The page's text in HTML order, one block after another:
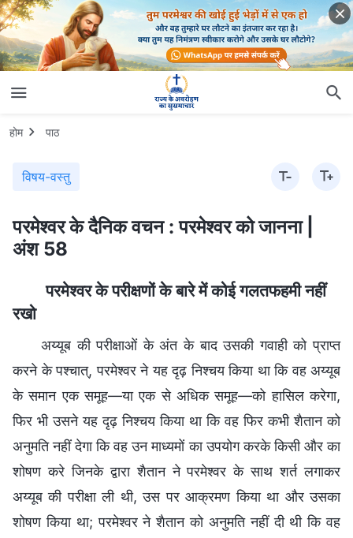
होम पाठ
विषय-वस्तु
परमेश्वर के दैनिक वचन : परमेश्वर को जानना |
अंश 58
परमेश्वर के परीक्षणों के बारे में कोई गलतफहमी नहीं
रखो
अय्यूब की परीक्षाओं के अंत के बाद उसकी गवाही को प्राप्त
करने के पश्चात्, परमेश्वर ने यह दृढ़ निश्चय किया था कि वह अय्यूब
के समान एक समूह—या एक से अधिक समूह—को हासिल करेगा,
फिर भी उसने यह दृढ़ निश्चय किया था कि वह फिर कभी शैतान को
अनुमति नहीं देगा कि वह उन माध्यमों का उपयोग करके किसी और का
शोषण करे जिनके द्वारा शैतान ने परमेश्वर के साथ शर्त लगाकर
अय्यूब की परीक्षा ली थी, उस पर आक्रमण किया था और उसका
शोषण किया था; परमेश्वर ने शैतान को अनुमति नहीं दी थी कि वह